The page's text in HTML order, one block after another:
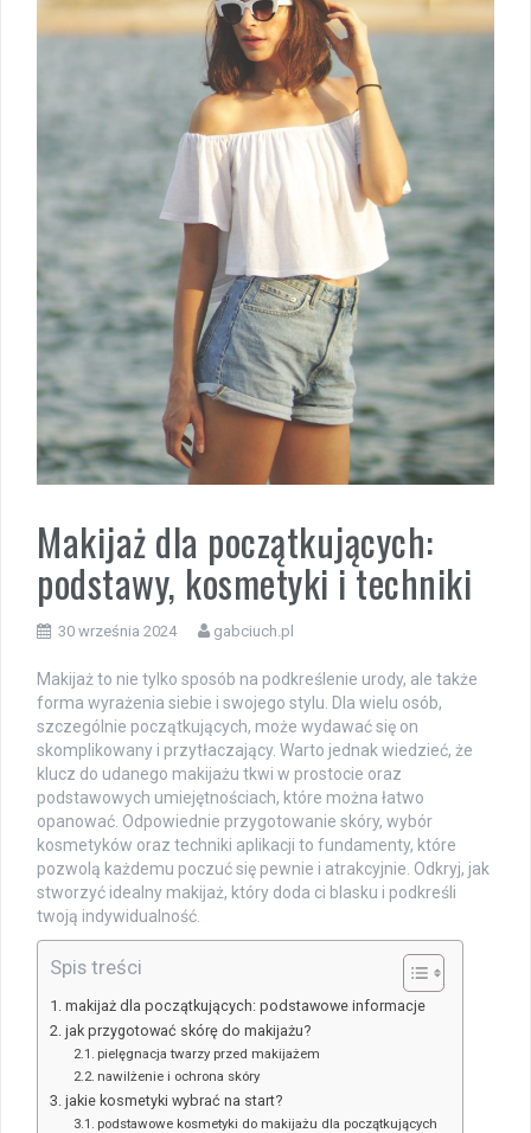
Makijaż dla początkujących:
podstawy, kosmetyki i techniki
30 września 2024 gabciuch.pl
Makijaż to nie tylko sposób na podkreślenie urody, ale także
forma wyrażenia siebie i swojego stylu. Dla wielu osób,
szczególnie początkujących, może wydawać się on
skomplikowany i przytłaczający. Warto jednak wiedzieć, że
klucz do udanego makijażu tkwi w prostocie oraz
podstawowych umiejętnościach, które można łatwo
opanować. Odpowiednie przygotowanie skóry, wybór
kosmetyków oraz techniki aplikacji to fundamenty, które
pozwolą każdemu poczuć się pewnie i atrakcyjnie. Odkryj, jak
stworzyć idealny makijaż, który doda ci blasku i podkreśli
twoją indywidualność.
Spis treści
makijaż dla początkujących: podstawowe informacje
jak przygotować skórę do makijażu?
pielęgnacja twarzy przed makijażem
nawilżenie i ochrona skóry
jakie kosmetyki wybrać na start?
podstawowe kosmetyki do makijażu dla początkujących